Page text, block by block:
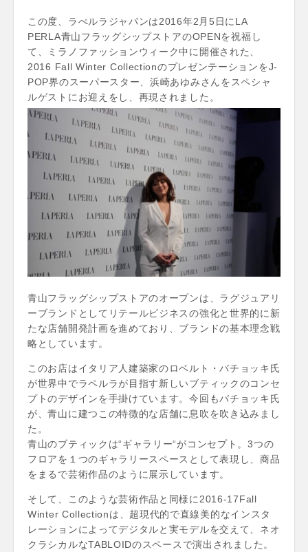
この度、ラぺルラジャパンは2016年2月5日にLA
PERLA青山フラッグシップストアのOPENを祝福し
て、ミラノファッションウィーク中に開催された、
2016 Fall Winter CollectionのプレゼンテーションをJ-
POP界のスーパースター、浜崎あゆみさんをスペシャ
ルゲストにお迎えをし、再現されました。
青山フラッグシップストアのオープンは、ラグジュアリ
ーブランドとしてリテールビジネスの強化と世界的に新
たな店舗開発計画を進めており、ブランドの基本理念戦
略としています。
このお店はイタリア人建築家のロベルト・バチョッキ氏
が世界中でラペルラが目指す新しいブティックのコンセ
プトのデザインを手掛けています。今回もバチョッキ氏
が、青山に建つこの特徴的な店舗に息吹を吹き込みまし
た。
青山のブティックは“ギャラリー“がコンセプト。3つの
フロアを１つのギャラリースペースとして表現し、商品
をまるで芸術作品のように展示しています。
そして、このような芸術作品と同様に2016-17Fall
Winter Collectionは、超現代的で直線美的なインスタ
レーションによってデジタルと実モデルを交えて、ネオ
クラシカルなTABLOIDのスペースで演出されました。